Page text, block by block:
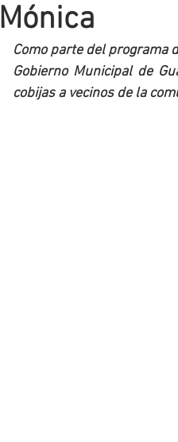
Mónica
Como parte del programa
Gobierno Municipal de
cobijas a vecinos de la